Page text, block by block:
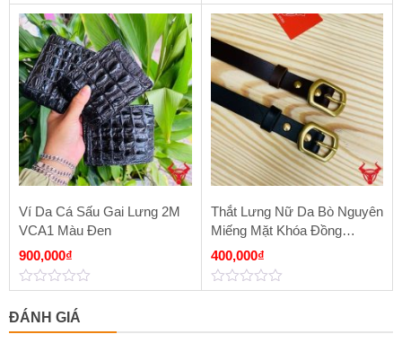
0
out
of
5
0
out
of
Ví Da Cá Sấu Gai Lưng 2M
VCA1 Màu Đen
900,000₫
0
out
of
5
Thắt Lưng Nữ Da Bò Nguyên
Miếng Mặt Khóa Đồng
Nguyên Khối TLK38
400,000₫
0
5
ĐÁNH GIÁ